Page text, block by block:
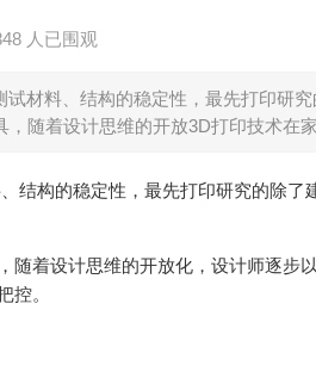
人已围观
材料、结构的稳定性，最先打印研究
随着设计思维的开放3D打印技术在
结构的稳定性，最先打印研究的除了
随着设计思维的开放化，设计师逐步
控。